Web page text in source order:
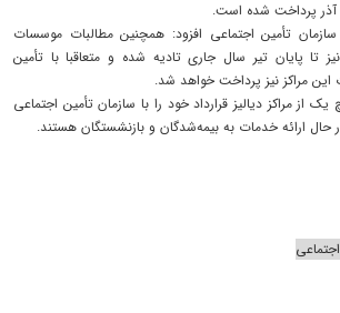
آذر پرداخت شده است.
تأمین اجتماعی افزود: همچنین مطالبات موسسات
تا پایان تیر سال جاری تادیه شده و متعاقبا با تأمین
این مراکز نیز پرداخت خواهد شد.
از مراکز دیالیز قرارداد خود را با سازمان تأمین اجتماعی
ارائه خدمات به بیمه‌شدگان و بازنشستگان هستند.